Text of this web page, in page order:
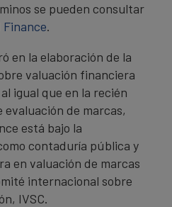
se pueden consultar
.
en la elaboración de la
valuación financiera
igual que en la recién
de marcas,
está bajo la
contaduría pública y
en valuación de marcas
internacional sobre
IVSC.